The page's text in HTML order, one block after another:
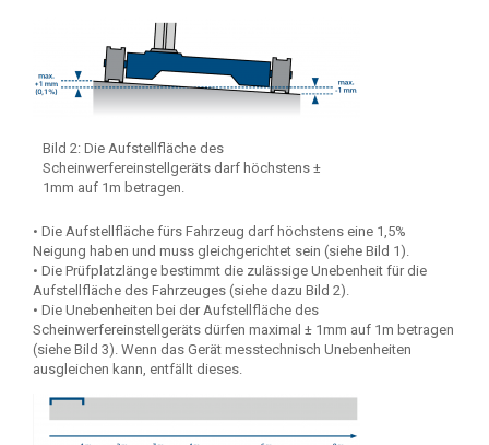
Bild 2: Die Aufstellfläche des
Scheinwerfereinstellgeräts darf höchstens ±
1mm auf 1m betragen.
• Die Aufstellfläche fürs Fahrzeug darf höchstens eine 1,5%
Neigung haben und muss gleichgerichtet sein (siehe Bild 1).
• Die Prüfplatzlänge bestimmt die zulässige Unebenheit für die
Aufstellfläche des Fahrzeuges (siehe dazu Bild 2).
• Die Unebenheiten bei der Aufstellfläche des
Scheinwerfereinstellgeräts dürfen maximal ± 1mm auf 1m betragen
(siehe Bild 3). Wenn das Gerät messtechnisch Unebenheiten
ausgleichen kann, entfällt dieses.